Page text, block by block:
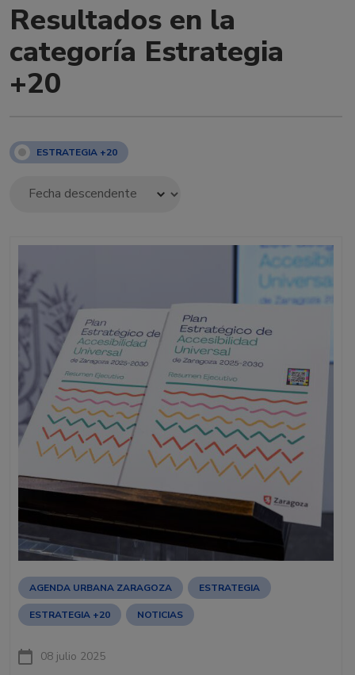
Resultados en la
categoría Estrategia
+20
ESTRATEGIA +20
AGENDA URBANA ZARAGOZA ESTRATEGIA
ESTRATEGIA +20 NOTICIAS
08 julio 2025